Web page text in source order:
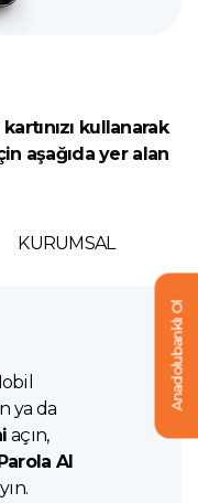
kullanarak
aşağıda yer alan
KURUMSAL
ya da
açın,
Al
Anadolubanklı Ol